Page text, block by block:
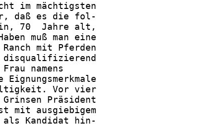
im mächtigsten
daß es die fol-
70  Jahre alt,
muß man eine
mit Pferden
namens
Eignungsmerkmale
Vor vier
Präsident
mit ausgiebigem
Kandidat hin-